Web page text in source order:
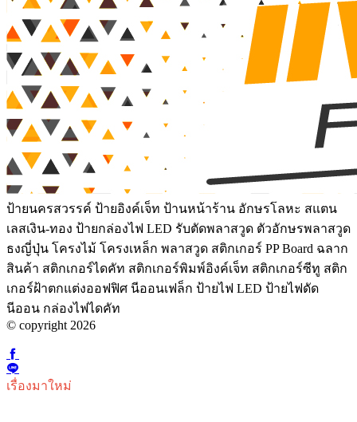
ป้ายนครสวรรค์ ป้ายอิงค์เจ็ท ป้านหน้าร้าน อักษรโลหะ สแตน
เลสเงิน-ทอง ป้ายกล่องไฟ LED รับตัดพลาสวูด ตัวอักษรพลาสวูด
ธงญี่ปุ่น โครงไม้ โครงเหล็ก พลาสวูด สติกเกอร์ PP Board ฉลาก
สินค้า สติกเกอร์ไดคัท สติกเกอร์พิมพ์อิงค์เจ็ท สติกเกอร์ซีทู สติก
เกอร์ฝ้าตกแต่งออฟฟิศ นีออนเฟล็ก ป้ายไฟ LED ป้ายไฟดัด
นีออน กล่องไฟไดคัท
© copyright 2026
เรื่องมาใหม่